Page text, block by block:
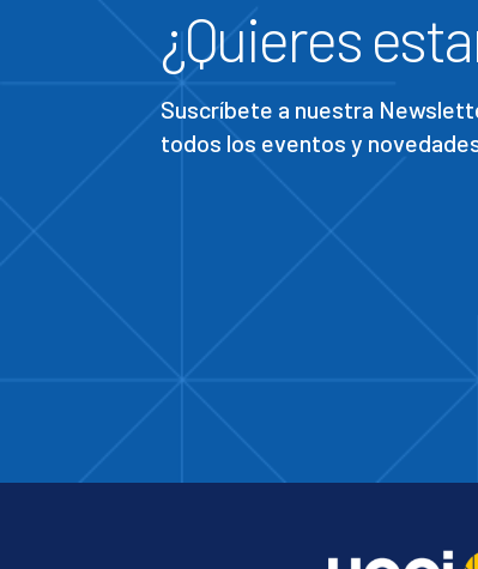
¿Quieres
Suscríbete a nuestra
todos los eventos y